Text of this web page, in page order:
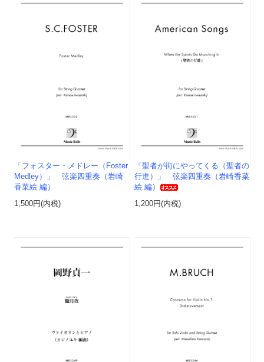
「フォスター・メドレー（Foster
Medley）」 弦楽四重奏（岩崎
香菜絵 編）
1,500円(内税)
「聖者が街にやってくる（聖者の
行進）」 弦楽四重奏（岩崎香菜
絵 編）
1,200円(内税)